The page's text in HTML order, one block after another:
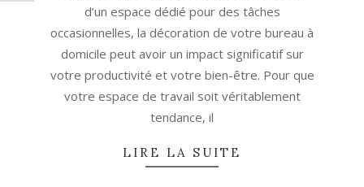
d’un espace dédié pour des tâches
occasionnelles, la décoration de votre bureau à
domicile peut avoir un impact significatif sur
votre productivité et votre bien-être. Pour que
votre espace de travail soit véritablement
tendance, il
LIRE LA SUITE